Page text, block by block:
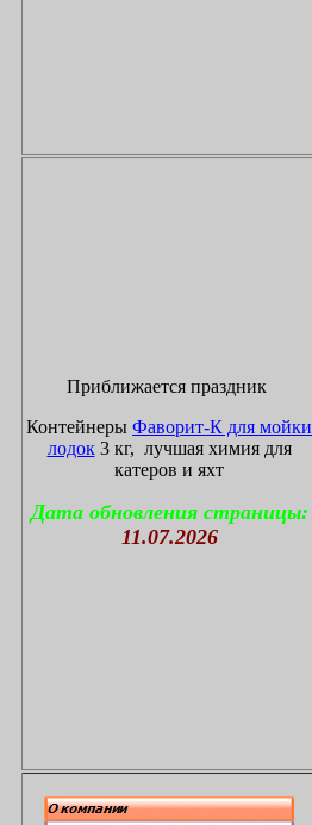
Приближается праздник
Контейнеры Фаворит-К для мойки
лодок3 кг, лучшая химия для
катеров и яхт
Дата обновления страницы:
11.07.2026